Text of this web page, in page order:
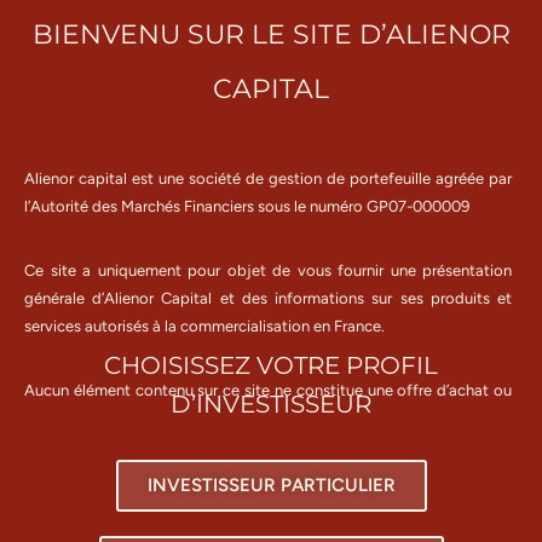
BAD+ Art Fair 2023
BIENVENU SUR LE SITE D’ALIENOR
CAPITAL
Alienor capital est une société de gestion de portefeuille agréée par
l’Autorité des Marchés Financiers sous le numéro GP07-000009
Ce site a uniquement pour objet de vous fournir une présentation
générale d’Alienor Capital et des informations sur ses produits et
services autorisés à la commercialisation en France.
Aucun élément contenu sur ce site ne constitue une offre d’achat ou
de vente d’un instrument financier, ni un conseil en investissement de
Alienor Capital attire votre attention sur le fait que tout
investissement comporte des risques, notamment des risques de
CHOISISSEZ VOTRE PROFIL
D’INVESTISSEUR
INVESTISSEUR PARTICULIER